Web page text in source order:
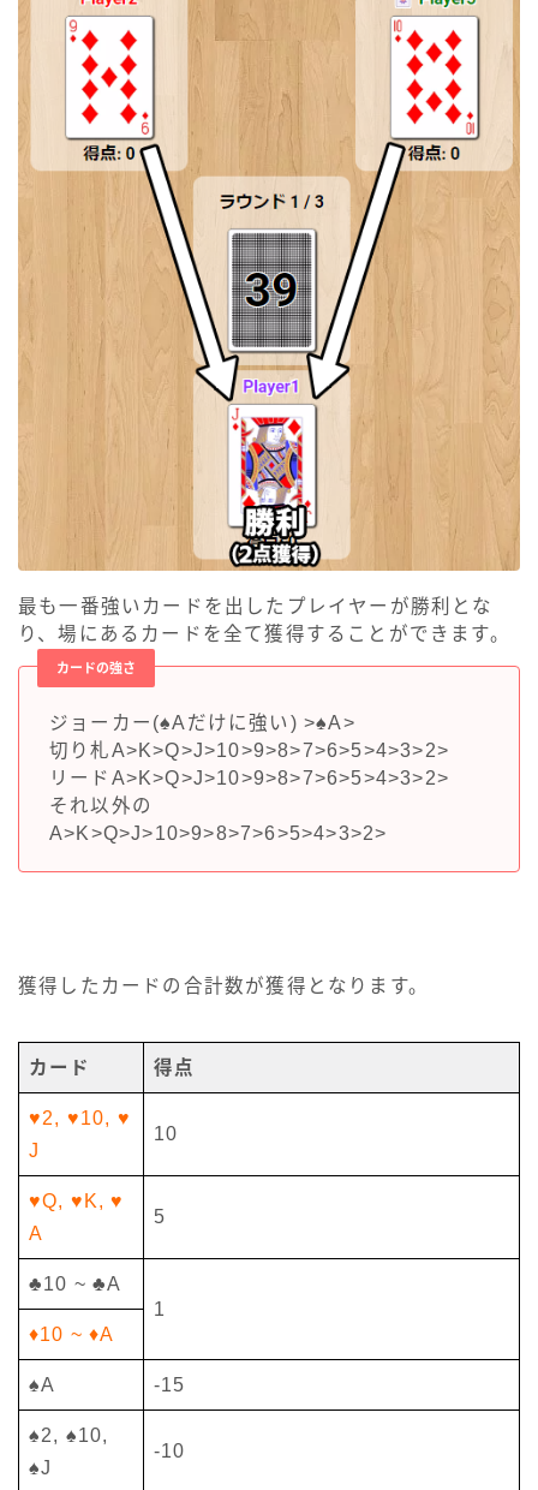
最も一番強いカードを出したプレイヤーが勝利とな
り、場にあるカードを全て獲得することができます。
カードの強さ
ジョーカー(♠Aだけに強い) >♠A>
切り札A>K>Q>J>10>9>8>7>6>5>4>3>2>
リードA>K>Q>J>10>9>8>7>6>5>4>3>2>
それ以外の
A>K>Q>J>10>9>8>7>6>5>4>3>2>
獲得したカードの合計数が獲得となります。
カード 得点
♥2, ♥10, ♥
J
10
♥Q, ♥K, ♥
A
5
♣10 ~ ♣A
1
♦10 ~ ♦A
♠A -15
♠2, ♠10,
♠J
-10